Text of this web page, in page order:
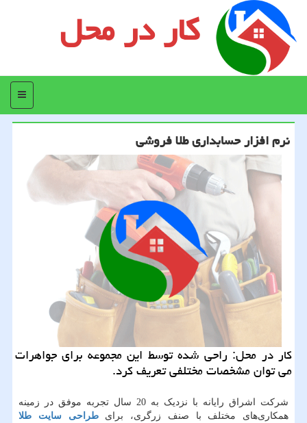
کار در محل
منو
نرم افزار حسابداری طلا فروشی
كار در محل: راحی شده توسط این مجموعه برای جواهرات
می ‌توان مشخصات مختلفی تعریف كرد.
شرکت اشراق رایانه با نزدیک به 20 سال تجربه موفق در زمینه
همکاری‌های مختلف با صنف زرگری، برایطراحی سایت طلا